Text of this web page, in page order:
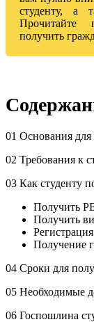
студенту, а
Прочитайте
получить
01 Основания для
02 Требования к
03 Как студенту
Получить
Получить
Регистрация
Получение
04 Сроки для
05 Необходимые
06 Госпошлина